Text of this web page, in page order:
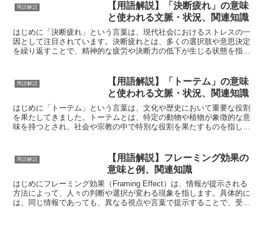
用語解説
【用語解説】「決断疲れ」の意味
と使われる文脈・状況、関連知識
はじめに「決断疲れ」という言葉は、現代社会におけるストレスの一
因として注目されています。決断疲れとは、多くの選択肢や意思決定
を繰り返すことで、精神的な疲労や決断力の低下が生じる状態を指し
用語解説
【用語解説】「トーテム」の意味
と使われる文脈・状況、関連知識
はじめに「トーテム」という言葉は、文化や歴史において重要な役割
を果たしてきました。トーテムとは、特定の動物や植物が象徴的な意
味を持つとされ、社会や宗教の中で特別な役割を果たすものを指しま
用語解説
【用語解説】フレーミング効果の
意味と例、関連知識
はじめにフレーミング効果（Framing Effect）は、情報が提示される
方法によって、人々の判断や選択が変わる現象を指します。具体的に
は、同じ情報であっても、異なる視点や言葉で提示することで、受け